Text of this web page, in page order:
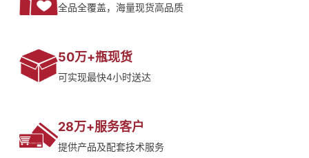
全品全覆盖，海量现货高品质
50万+瓶现货
可实现最快4小时送达
28万+服务客户
提供产品及配套技术服务